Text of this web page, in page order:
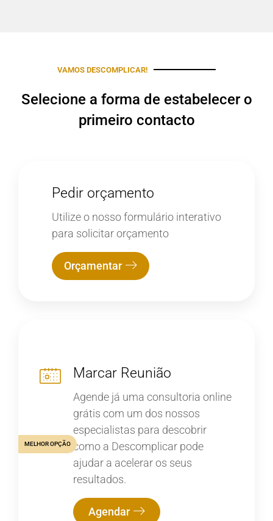
VAMOS DESCOMPLICAR!
Selecione a forma de estabelecer o
primeiro contacto
Pedir orçamento
Utilize o nosso formulário interativo
para solicitar orçamento
Orçamentar
Marcar Reunião
Agende já uma consultoria online
grátis com um dos nossos
especialistas para descobrir
como a Descomplicar pode
ajudar a acelerar os seus
resultados.
Agendar
MELHOR OPÇÃO